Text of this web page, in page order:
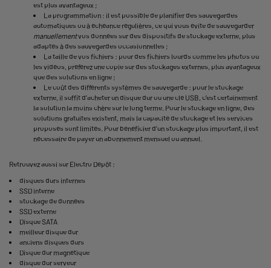
est plus avantageux ;
La programmation : il est possible de planifier des sauvegardes
automatiques ou à échéance régulières, ce qui vous évite de sauvegarder
manuellementvos données sur des dispositifs destockage externe, plus
adaptés à des sauvegardes occasionnelles ;
La taille de vos fichiers : pour des fichiers lourds comme les photos ou
les vidéos, préférez une copie sur des stockages externes, plus avantageux
que des solutions en ligne ;
Le coût des différents systèmes de sauvegarde : pour le stockage
externe, il suffit d’acheter un disque dur ou une clé USB, c’est certainement
la solution la moins chère sur le long terme. Pour le stockage en ligne, des
solutions gratuites existent, mais la capacité de stockage et les services
proposés sont limités. Pour bénéficier d’un stockage plus important, il est
nécessaire de payer un abonnement mensuel ou annuel.
Retrouvez aussi sur Electro Dépôt :
disques durs internes
SSD interne
stockage de données
SSD externe
Disque SATA
meilleur disque dur
anciens disques durs
Disque dur magnétique
disque dur serveur